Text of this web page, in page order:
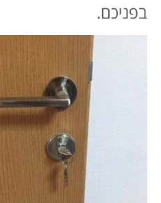
בפניכם.